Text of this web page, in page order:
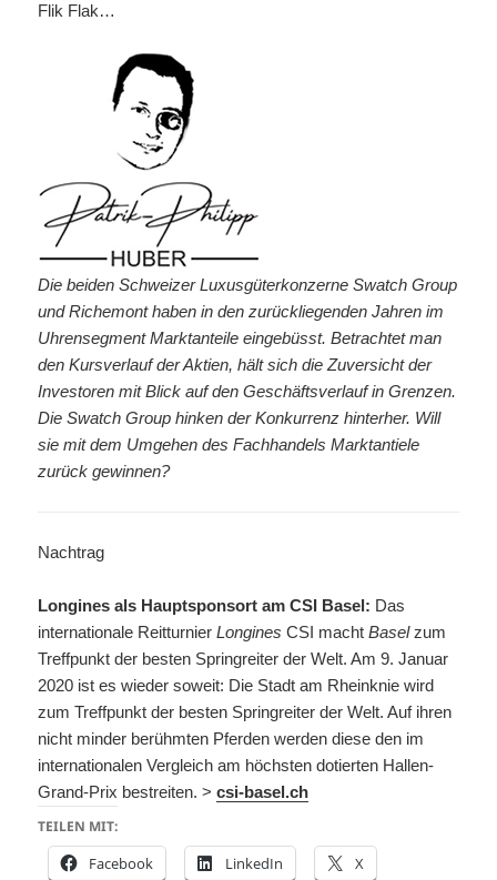
Flik Flak…
Die beiden Schweizer Luxusgüterkonzerne Swatch Group
und Richemont haben in den zurückliegenden Jahren im
Uhrensegment Marktanteile eingebüsst. Betrachtet man
den Kursverlauf der Aktien, hält sich die Zuversicht der
Investoren mit Blick auf den Geschäftsverlauf in Grenzen.
Die Swatch Group hinken der Konkurrenz hinterher. Will
sie mit dem Umgehen des Fachhandels Marktantiele
zurück gewinnen?
Nachtrag
Longines als Hauptsponsort am CSI Basel: Das
internationale ReitturnierLongines CSI machtBaselzum
Treffpunkt der besten Springreiter der Welt. Am 9. Januar
2020 ist es wieder soweit: Die Stadt am Rheinknie wird
zum Treffpunkt der besten Springreiter der Welt. Auf ihren
nicht minder berühmten Pferden werden diese den im
internationalen Vergleich am höchsten dotierten Hallen-
Grand-Prix bestreiten. >csi-basel.ch
TEILEN MIT:
Facebook LinkedIn X